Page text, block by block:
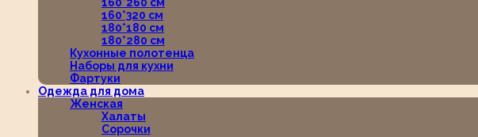
160*320 см
180*180 см
180*280 см
Кухонные полотенца
Наборы для кухни
Фартуки
Одежда для дома
Женская
Халаты
Сорочки